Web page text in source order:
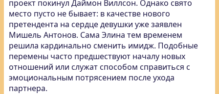
проект покинул Даймон Виллсон. Однако свято
место пусто не бывает: в качестве нового
претендента на сердце девушки уже заявлен
Мишель Антонов. Сама Элина тем временем
решила кардинально сменить имидж. Подобные
перемены часто предшествуют началу новых
отношений или служат способом справиться с
эмоциональным потрясением после ухода
партнера.